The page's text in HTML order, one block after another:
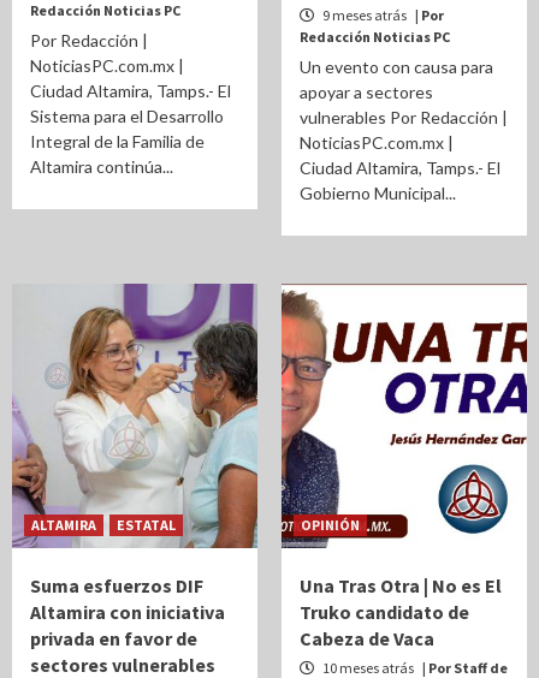
Redacción Noticias PC
Por Redacción |
NoticiasPC.com.mx |
Ciudad Altamira, Tamps.- El
Sistema para el Desarrollo
Integral de la Familia de
Altamira continúa...
9 meses atrás | Por
Redacción Noticias PC
Un evento con causa para
apoyar a sectores
vulnerables Por Redacción |
NoticiasPC.com.mx |
Ciudad Altamira, Tamps.- El
Gobierno Municipal...
ALTAMIRA ESTATAL
Suma esfuerzos DIF
Altamira con iniciativa
privada en favor de
sectores vulnerables
OPINIÓN
Una Tras Otra | No es El
Truko candidato de
Cabeza de Vaca
10 meses atrás | Por Staff de